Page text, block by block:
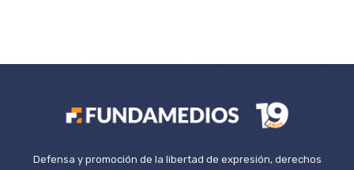
Defensa y promoción de la libertad de expresión, derechos